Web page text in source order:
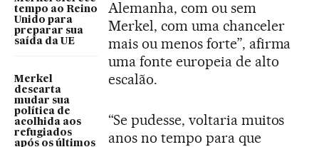
tempo ao Reino
Unido para
preparar sua
saída da UE
Merkel
descarta
mudar sua
política de
acolhida aos
refugiados
após os últimos
Alemanha, com ou sem
Merkel, com uma chanceler
mais ou menos forte”, afirma
uma fonte europeia de alto
escalão.
“Se pudesse, voltaria muitos
anos no tempo para que